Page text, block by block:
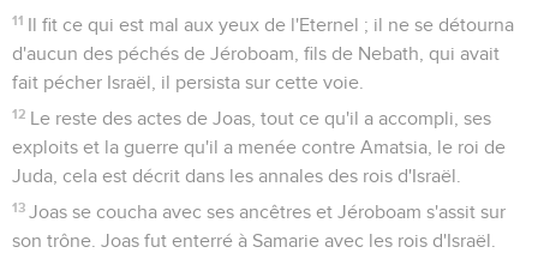
11 Il fit ce qui est mal aux yeux de l'Eternel ; il ne se détourna
d'aucun des péchés de Jéroboam, fils de Nebath, qui avait
fait pécher Israël, il persista sur cette voie.
12 Le reste des actes de Joas, tout ce qu'il a accompli, ses
exploits et la guerre qu'il a menée contre Amatsia, le roi de
Juda, cela est décrit dans les annales des rois d'Israël.
13 Joas se coucha avec ses ancêtres et Jéroboam s'assit sur
son trône. Joas fut enterré à Samarie avec les rois d'Israël.